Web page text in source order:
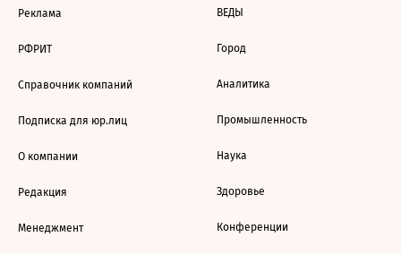
Реклама
РФРИТ
Справочник компаний
Подписка для юр.лиц
О компании
Редакция
Менеджмент
ВЕДЫ
Город
Аналитика
Промышленность
Наука
Здоровье
Конференции